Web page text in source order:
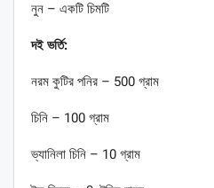
নুন – একটি চিমটি
দই ভর্তি:
নরম কুটির পনির – 500 গ্রাম
চিনি – 100 গ্রাম
ভ্যানিলা চিনি – 10 গ্রাম